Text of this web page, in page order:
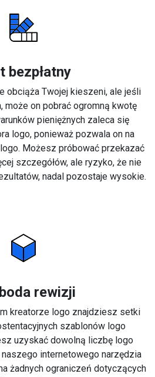
bezpłatny
obciąża Twojej kieszeni, ale jeśli
może on pobrać ogromną kwotę
pieniężnych zaleca się
logo, ponieważ pozwala on na
Możesz próbować przekazać
szczegółów, ale ryzyko, że nie
nadal pozostaje wysokie.
rewizji
kreatorze logo znajdziesz setki
szablonów logo
uzyskać dowolną liczbę logo
internetowego narzędzia
żadnych ograniczeń dotyczących